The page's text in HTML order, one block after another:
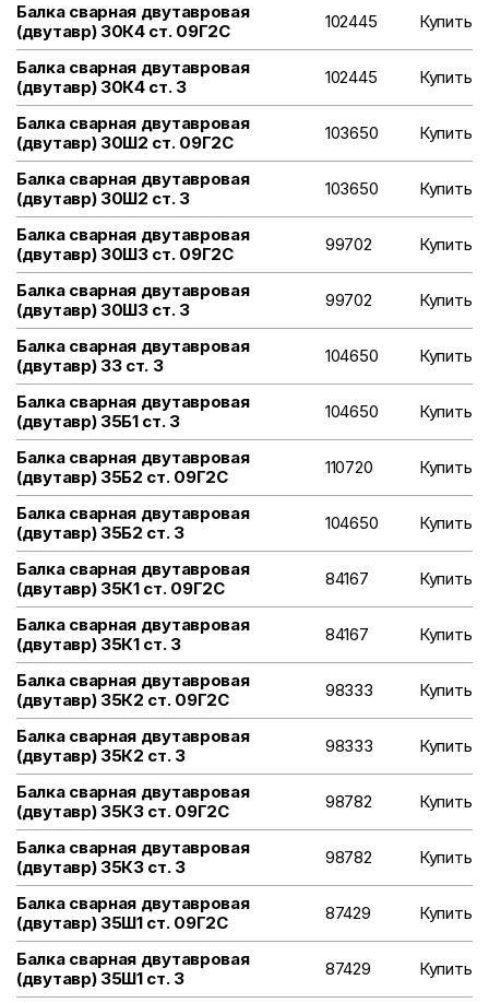
Балка сварная двутавровая
(двутавр) 30К4 ст. 09Г2С
102445 Купить
Балка сварная двутавровая
(двутавр) 30К4 ст. 3
102445 Купить
Балка сварная двутавровая
(двутавр) 30Ш2 ст. 09Г2С
103650 Купить
Балка сварная двутавровая
(двутавр) 30Ш2 ст. 3
103650 Купить
Балка сварная двутавровая
(двутавр) 30Ш3 ст. 09Г2С
99702 Купить
Балка сварная двутавровая
(двутавр) 30Ш3 ст. 3
99702 Купить
Балка сварная двутавровая
(двутавр) 33 ст. 3
104650 Купить
Балка сварная двутавровая
(двутавр) 35Б1 ст. 3
104650 Купить
Балка сварная двутавровая
(двутавр) 35Б2 ст. 09Г2С
110720 Купить
Балка сварная двутавровая
(двутавр) 35Б2 ст. 3
104650 Купить
Балка сварная двутавровая
(двутавр) 35К1 ст. 09Г2С
84167 Купить
Балка сварная двутавровая
(двутавр) 35К1 ст. 3
84167 Купить
Балка сварная двутавровая
(двутавр) 35К2 ст. 09Г2С
98333 Купить
Балка сварная двутавровая
(двутавр) 35К2 ст. 3
98333 Купить
Балка сварная двутавровая
(двутавр) 35К3 ст. 09Г2С
98782 Купить
Балка сварная двутавровая
(двутавр) 35К3 ст. 3
98782 Купить
Балка сварная двутавровая
(двутавр) 35Ш1 ст. 09Г2С
87429 Купить
Балка сварная двутавровая
(двутавр) 35Ш1 ст. 3
87429 Купить